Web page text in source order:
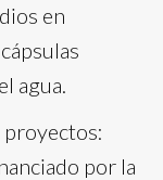
en
agua.
proyectos:
por la